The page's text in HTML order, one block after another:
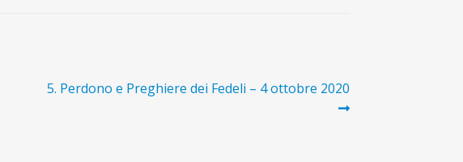
Articolo
5. Perdono e Preghiere dei Fedeli – 4 ottobre 2020